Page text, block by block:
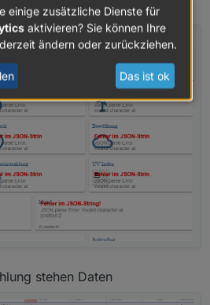
stehen Daten
einige zusätzliche Dienste für
aktivieren? Sie können Ihre
ändern oder zurückziehen.
Das ist ok